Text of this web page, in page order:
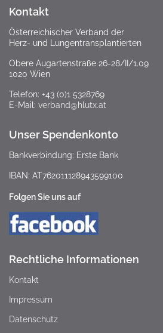
Kontakt
Österreichischer Verband der
Herz- und Lungentransplantierten
Obere Augartenstraße 26-28/II/1.09
1020 Wien
Telefon: +43 (0)1 5328769
E-Mail: verband@hlutx.at
Unser Spendenkonto
Bankverbindung: Erste Bank
IBAN: AT762011128943599100
Folgen Sie uns auf
Rechtliche Informationen
Kontakt
Impressum
Datenschutz